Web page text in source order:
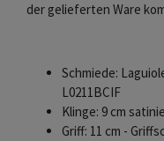
der gelieferten Ware
Schmiede:
L0211BCIF
Klinge: 9 cm
Griff: 11 cm -